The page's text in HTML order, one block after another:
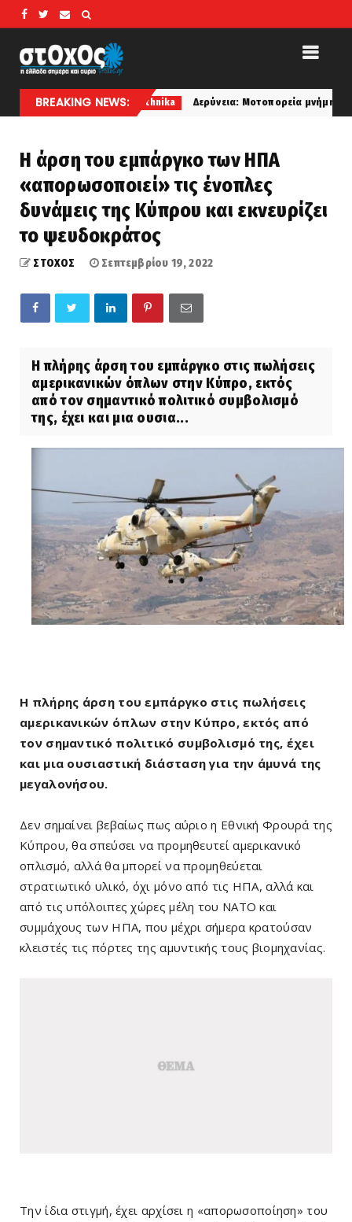
BREAKING NEWS:
ethnika Δερύνεια: Μοτοπορεία μνήμης για Ισαάκ και Σολωμού – 30
Η άρση του εμπάργκο των ΗΠΑ
«απορωσοποιεί» τις ένοπλες
δυνάμεις της Κύπρου και εκνευρίζει
το ψευδοκράτος
ΣΤΟΧΟΣ Σεπτεμβρίου 19, 2022
Η πλήρης άρση του εμπάργκο στις πωλήσεις
αμερικανικών όπλων στην Κύπρο, εκτός
από τον σημαντικό πολιτικό συμβολισμό
της, έχει και μια ουσια...
Η πλήρης άρση του εμπάργκο στις πωλήσεις
αμερικανικών όπλων στην Κύπρο, εκτός από
τον σημαντικό πολιτικό συμβολισμό της, έχει
και μια ουσιαστική διάσταση για την άμυνά της
μεγαλονήσου.
Δεν σημαίνει βεβαίως πως αύριο η Εθνική Φρουρά της
Κύπρου, θα σπεύσει να προμηθευτεί αμερικανικό
οπλισμό, αλλά θα μπορεί να προμηθεύεται
στρατιωτικό υλικό, όχι μόνο από τις ΗΠΑ, αλλά και
από τις υπόλοιπες χώρες μέλη του ΝΑΤΟ και
συμμάχους των ΗΠΑ, που μέχρι σήμερα κρατούσαν
κλειστές τις πόρτες της αμυντικής τους βιομηχανίας.
Την ίδια στιγμή, έχει αρχίσει η «απορωσοποίηση» του